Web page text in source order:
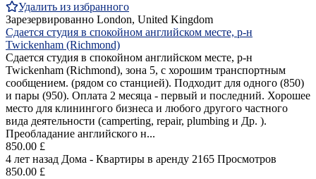
Удалить из избранного
Зарезервированно London, United Kingdom
Сдается студия в спокойном английском месте, р-н
Twickenham (Richmond)
Сдается студия в спокойном английском месте, р-н
Twickenham (Richmond), зона 5, с хорошим транспортным
сообщением. (рядом со станцией). Подходит для одного (850)
и пары (950). Оплата 2 месяца - первый и последний. Хорошее
место для клинингого бизнеса и любого другого частного
вида деятельности (camperting, repair, plumbing и Др. ).
Преобладание английского н...
850.00 £
4 лет назад Дома - Квартиры в аренду 2165 Просмотров
850.00 £